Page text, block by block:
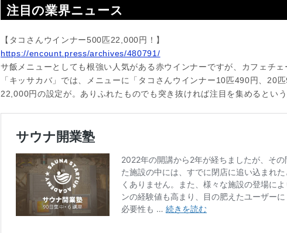
注目の業界ニュース
【タコさんウインナー500匹22,000円！】
https://encount.press/archives/480791/
サ飯メニューとしても根強い人気がある赤ウインナーですが、カフェチ
「キッサカバ」では、メニューに「タコさんウインナー10匹490円、20
22,000円の設定が。ありふれたものでも突き抜ければ注目を集めるという